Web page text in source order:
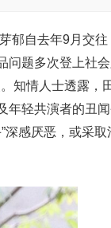
郁自去年9月交
问题多次登上
知情人士透露，
轻共演者的丑
深感厌恶，或采